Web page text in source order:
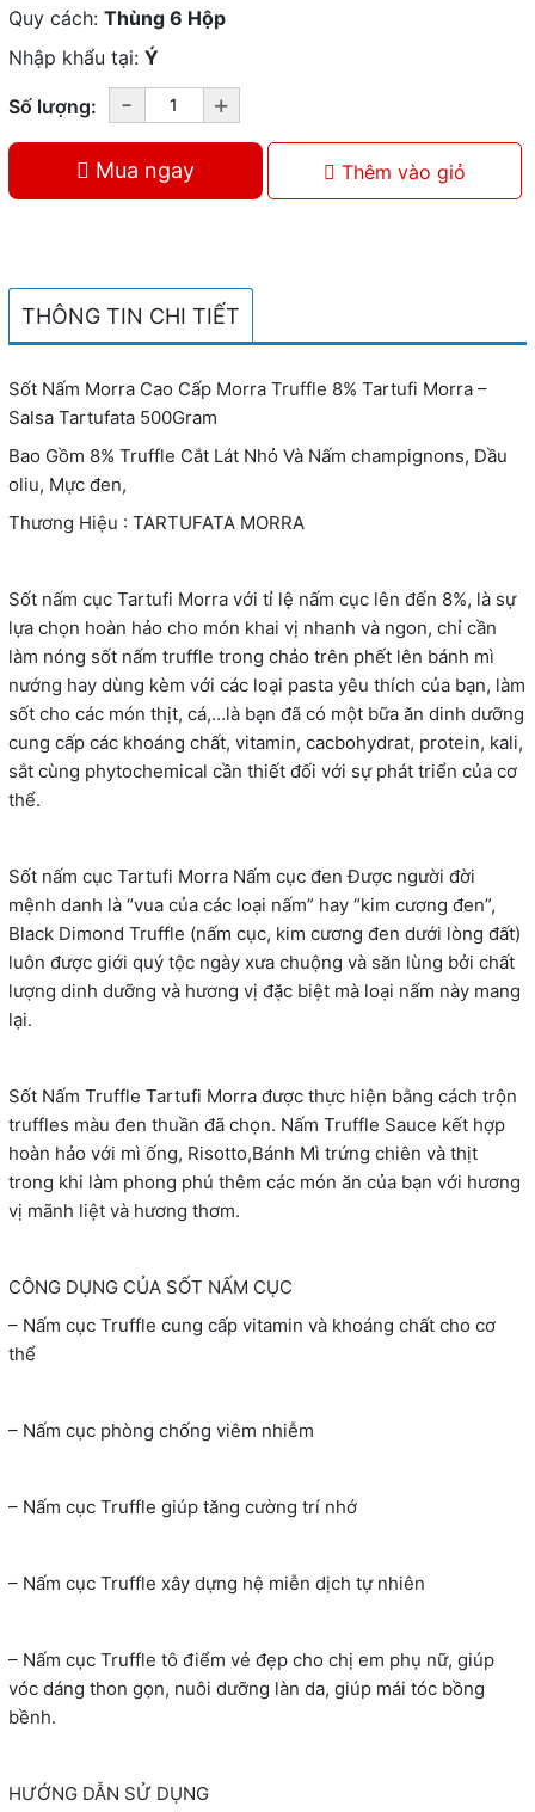
Quy cách: Thùng 6 Hộp
Nhập khẩu tại: Ý
Số lượng: - +
Mua ngay Thêm vào giỏ
THÔNG TIN CHI TIẾT
Sốt Nấm Morra Cao Cấp Morra Truffle 8% Tartufi Morra –
Salsa Tartufata 500Gram
Bao Gồm 8% Truffle Cắt Lát Nhỏ Và Nấm champignons, Dầu
oliu, Mực đen,
Thương Hiệu : TARTUFATA MORRA
Sốt nấm cục Tartufi Morra với tỉ lệ nấm cục lên đến 8%, là sự
lựa chọn hoàn hảo cho món khai vị nhanh và ngon, chỉ cần
làm nóng sốt nấm truffle trong chảo trên phết lên bánh mì
nướng hay dùng kèm với các loại pasta yêu thích của bạn, làm
sốt cho các món thịt, cá,…là bạn đã có một bữa ăn dinh dưỡng
cung cấp các khoáng chất, vitamin, cacbohydrat, protein, kali,
sắt cùng phytochemical cần thiết đối với sự phát triển của cơ
thể.
Sốt nấm cục Tartufi Morra Nấm cục đen Được người đời
mệnh danh là “vua của các loại nấm” hay “kim cương đen”,
Black Dimond Truffle (nấm cục, kim cương đen dưới lòng đất)
luôn được giới quý tộc ngày xưa chuộng và săn lùng bởi chất
lượng dinh dưỡng và hương vị đặc biệt mà loại nấm này mang
lại.
Sốt Nấm Truffle Tartufi Morra được thực hiện bằng cách trộn
truffles màu đen thuần đã chọn. Nấm Truffle Sauce kết hợp
hoàn hảo với mì ống, Risotto,Bánh Mì trứng chiên và thịt
trong khi làm phong phú thêm các món ăn của bạn với hương
vị mãnh liệt và hương thơm.
CÔNG DỤNG CỦA SỐT NẤM CỤC
– Nấm cục Truffle cung cấp vitamin và khoáng chất cho cơ
thể
– Nấm cục phòng chống viêm nhiễm
– Nấm cục Truffle giúp tăng cường trí nhớ
– Nấm cục Truffle xây dựng hệ miễn dịch tự nhiên
– Nấm cục Truffle tô điểm vẻ đẹp cho chị em phụ nữ, giúp
vóc dáng thon gọn, nuôi dưỡng làn da, giúp mái tóc bồng
bềnh.
HƯỚNG DẪN SỬ DỤNG